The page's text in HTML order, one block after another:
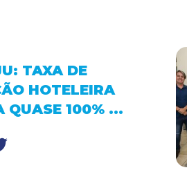
TAXA DE
HOTELEIRA
QUASE 100% ...